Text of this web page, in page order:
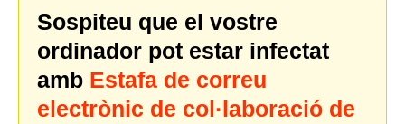
Sospiteu que el vostre
ordinador pot estar infectat
amb Estafa de correu
electrònic de col·laboració de